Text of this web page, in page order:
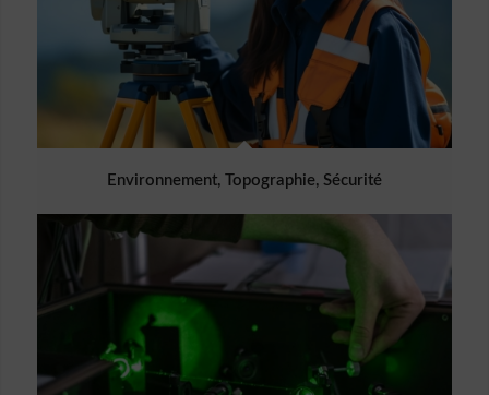
Environnement, Topographie, Sécurité